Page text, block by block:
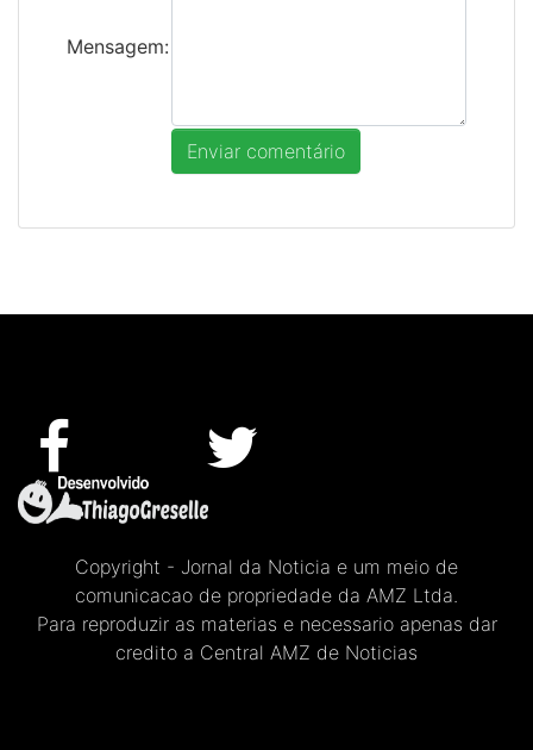
Mensagem:
Copyright - Jornal da Noticia e um meio de
comunicacao de propriedade da AMZ Ltda.
Para reproduzir as materias e necessario apenas dar
credito a Central AMZ de Noticias